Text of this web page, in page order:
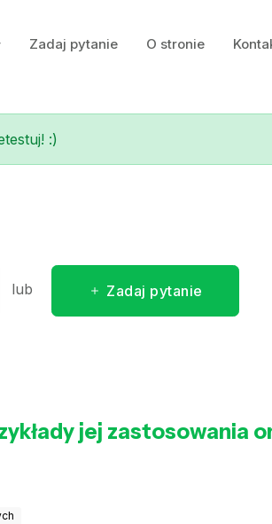
Zadaj pytanie O stronie
:)
lub Zadaj pytanie
jej zastosowania